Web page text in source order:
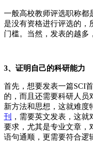
一般高校教师评选职称都
是没有资格进行评选的，
门槛。当然，发表的越多
3、证明自己的科研能力
首先，想要发表一篇SCI
的，而且还需要科研人员
新方法和思想，这就难度
刊
，需要英文发表，这
要求，尤其是专业文章，
语句通顺，更需要符合逻